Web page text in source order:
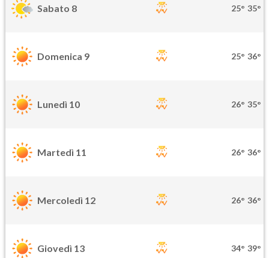
Sabato 8 25° 35°
Domenica 9 25° 36°
Lunedì 10 26° 35°
Martedì 11 26° 36°
Mercoledì 12 26° 36°
Giovedì 13 34° 39°